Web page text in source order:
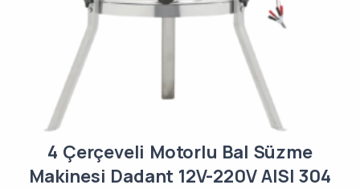
4 Çerçeveli Motorlu Bal Süzme
Makinesi Dadant 12V-220V AISI 304